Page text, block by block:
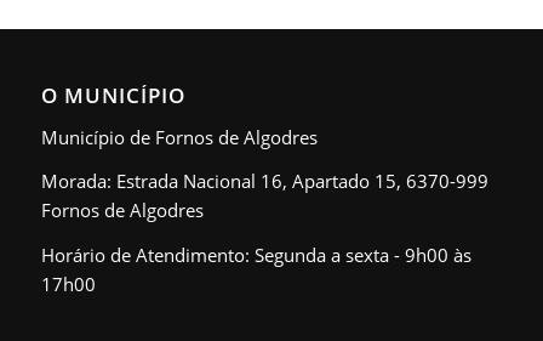
O MUNICÍPIO
Município de Fornos de Algodres
Morada: Estrada Nacional 16, Apartado 15, 6370-999
Fornos de Algodres
Horário de Atendimento: Segunda a sexta - 9h00 às
17h00